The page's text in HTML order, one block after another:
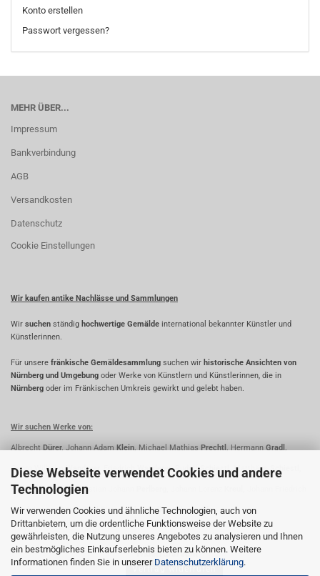
Diese Webseite verwendet Cookies und andere
Technologien
Wir verwenden Cookies und ähnliche Technologien, auch von
Drittanbietern, um die ordentliche Funktionsweise der Website zu
gewährleisten, die Nutzung unseres Angebotes zu analysieren und Ihnen
ein bestmögliches Einkaufserlebnis bieten zu können. Weitere
Informationen finden Sie in unserer Datenschutzerklärung.
Konto erstellen
Passwort vergessen?
MEHR ÜBER...
Impressum
Bankverbindung
AGB
Versandkosten
Datenschutz
Cookie Einstellungen
Wir kaufen antike Nachlässe und Sammlungen
Wir suchen ständig hochwertige Gemälde international bekannter Künstler und
Künstlerinnen.
Für unsere fränkische Gemäldesammlung suchen wir historische Ansichten von
Nürnberg und Umgebung oder Werke von Künstlern und Künstlerinnen, die in
Nürnberg oder im Fränkischen Umkreis gewirkt und gelebt haben.
Wir suchen Werke von:
Albrecht Dürer, Johann Adam Klein, Michael Mathias Prechtl, Hermann Gradl,
Georg Wilhelm Wanderer, Friedrich Wanderer, Rudolf Schiestl,Matthäus Schiestl,
FridrichPerlberg,Christian Johann
Kreul,LorenzRitter,PaulRitter, OskarKoller,JohannIhle
Widerrufsrecht